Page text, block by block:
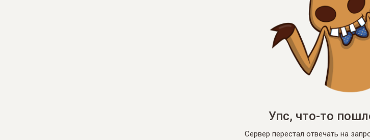
Упс, что-то
Сервер перестал отвечать на